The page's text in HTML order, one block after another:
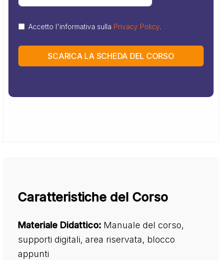
Accetto l'informativa sulla Privacy Policy.
SCARICA LA SCHEDA DEL CORSO
Caratteristiche del Corso
Materiale Didattico: Manuale del corso,
supporti digitali, area riservata, blocco
appunti